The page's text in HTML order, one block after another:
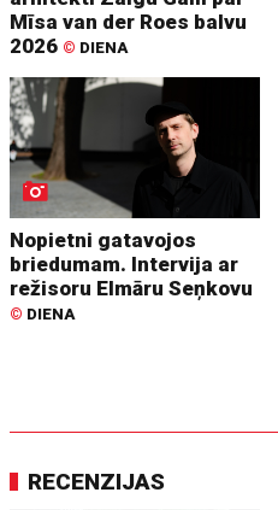
Mīsa van der Roes balvu
2026 © DIENA
Nopietni gatavojos
briedumam. Intervija ar
režisoru Elmāru Seņkovu
© DIENA
RECENZIJAS